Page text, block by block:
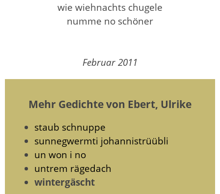
wie wiehnachts chugele
numme no schöner
Februar 2011
Mehr Gedichte von Ebert, Ulrike
staub schnuppe
sunnegwermti johannistrüübli
un won i no
untrem rägedach
wintergäscht